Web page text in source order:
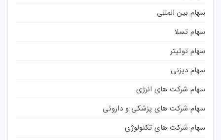
سهام بین المللی
سهام تسلا
سهام توئیتر
سهام دیزنی
سهام شرکت های انرژی
سهام شرکت های پزشکی و داروئی
سهام شرکت های تکنولوژی